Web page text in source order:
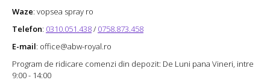
Waze: vopsea spray ro
Telefon: 0310.051.438/ 0758.873.458
E-mail: office@abw-royal.ro
Program de ridicare comenzi din depozit: De Luni pana Vineri, intre
9:00 - 14:00